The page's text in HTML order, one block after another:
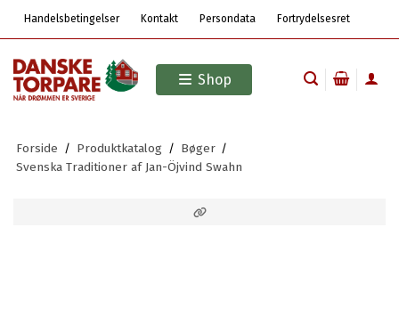
Handelsbetingelser Kontakt Persondata Fortrydelsesret
Shop
Forside / Produktkatalog / Bøger /
Svenska Traditioner af Jan-Öjvind Swahn